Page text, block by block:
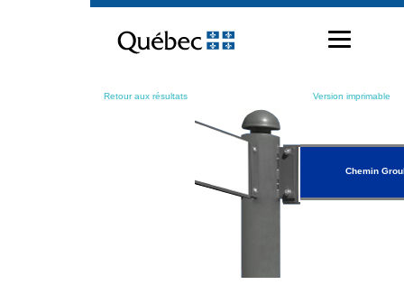
contenu
Retour aux résultats Version imprimable
Chemin